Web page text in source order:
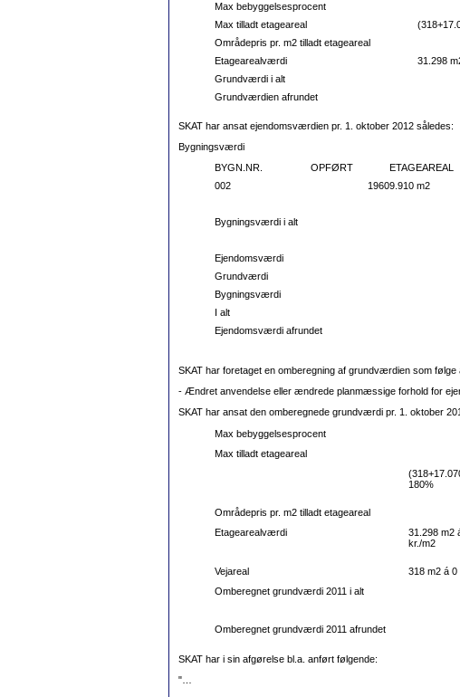
Max bebyggelsesprocent
Max tilladt etageareal
Områdepris pr. m2 tilladt etageareal
Etagearealværdi
31.298
Grundværdi i alt
Grundværdien afrundet
SKAT har ansat ejendomsværdien pr. 1. oktober 2012 således:
Bygningsværdi
BYGN.NR.
OPFØRT ETAGEAREAL
002
19609.910 m2
Bygningsværdi i alt
Ejendomsværdi
Grundværdi
Bygningsværdi
I alt
Ejendomsværdi afrundet
SKAT har foretaget en omberegning af grundværdien som følge
- Ændret anvendelse eller ændrede planmæssige forhold for
SKAT har ansat den omberegnede grundværdi pr. 1. oktober
Max bebyggelsesprocent
Max tilladt etageareal
180%
Områdepris pr. m2 tilladt etageareal
Etagearealværdi
31.298 m2
kr./m2
Vejareal 318 m2 á 0
Omberegnet grundværdi 2011 i alt
Omberegnet grundværdi 2011 afrundet
SKAT har i sin afgørelse bl.a. anført følgende:
"…